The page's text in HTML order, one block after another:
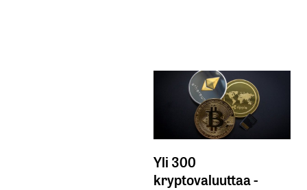
Yli 300
kryptovaluuttaa -